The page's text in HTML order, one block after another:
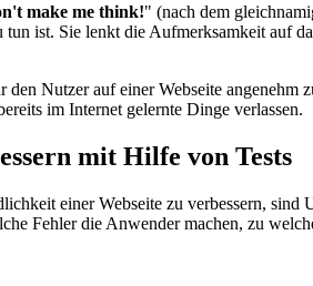
make me think!" (nach dem
tun ist. Sie lenkt die Aufmerksamkeit auf
den Nutzer auf einer Webseite angenehm
im Internet gelernte Dinge verlassen.
mit Hilfe von Tests
einer Webseite zu verbessern,
Fehler die Anwender machen, zu